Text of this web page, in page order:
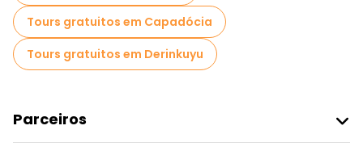
Tours gratuitos em Capadócia
Tours gratuitos em Derinkuyu
Parceiros